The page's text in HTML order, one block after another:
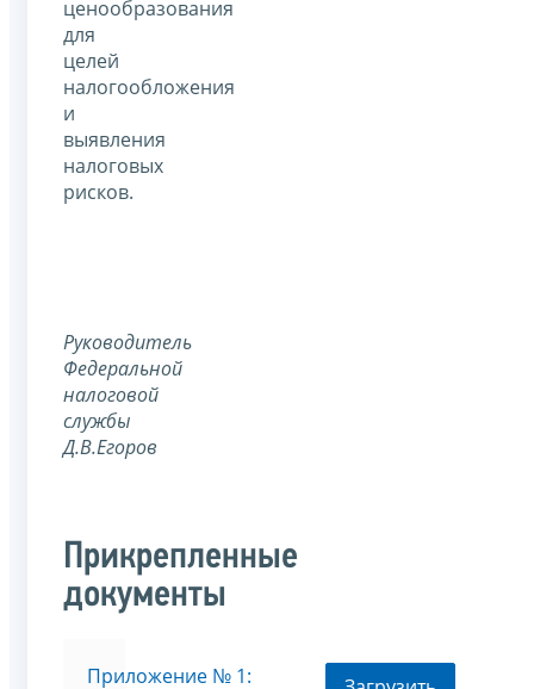
ценообразования
для
целей
налогообложения
и
выявления
налоговых
рисков.
Руководитель
Федеральной
налоговой
службы
Д.В.Егоров
Прикрепленные
документы
Приложение № 1: